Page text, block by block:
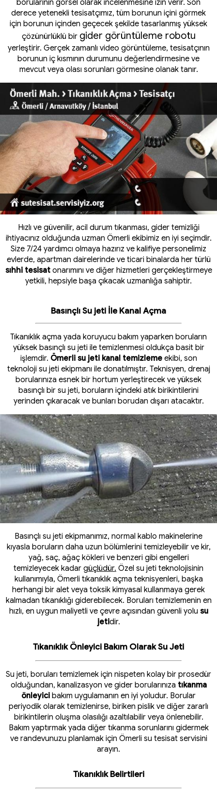
borularının görsel olarak incelenmesine izin verir. Son
derece yetenekli tesisatçımız, tüm borunun içini görmek
için borunun içinden geçecek şekilde tasarlanmış yüksek
çözünürlüklü bir gider görüntüleme robotu
yerleştirir. Gerçek zamanlı video görüntüleme, tesisatçının
borunun iç kısmının durumunu değerlendirmesine ve
mevcut veya olası sorunları görmesine olanak tanır.
Hızlı ve güvenilir, acil durum tıkanması, gider temizliği
ihtiyacınız olduğunda uzman Ömerli ekibimiz en iyi seçimdir.
Size 7/24 yardımcı olmaya hazırız ve kalifiye personelimiz
evlerde, apartman dairelerinde ve ticari binalarda her türlü
sıhhi tesisatonarımını ve diğer hizmetleri gerçekleştirmeye
yetkili, hepsiyle başa çıkacak uzmanlığa sahiptir.
Basınçlı Su jeti İle Kanal Açma
Tıkanıklık açma yada koruyucu bakım yaparken boruların
yüksek basınçlı su jeti ile temizlenmesi oldukça basit bir
işlemdir. Ömerli su jeti kanal temizlemeekibi, son
teknoloji su jeti ekipmanı ile donatılmıştır. Teknisyen, drenaj
borularınıza esnek bir hortum yerleştirecek ve yüksek
basınçlı bir su jeti, boruların içindeki atık birikintilerini
yerinden çıkaracak ve bunları borudan dışarı atacaktır.
Basınçlı su jeti ekipmanımız, normal kablo makinelerine
kıyasla boruların daha uzun bölümlerini temizleyebilir ve kir,
yağ, saç, ağaç kökleri ve benzeri gibi engelleri
temizleyecek kadar güçlüdür. Özel su jeti teknolojisinin
kullanımıyla, Ömerli tıkanıklık açma teknisyenleri, başka
herhangi bir alet veya toksik kimyasal kullanmaya gerek
kalmadan tıkanıklığı giderebilecek. Boruları temizlemenin en
hızlı, en uygun maliyetli ve çevre açısından güvenli yolu su
jetidir.
Tıkanıklık Önleyici Bakım Olarak Su Jeti
Su jeti, boruları temizlemek için nispeten kolay bir prosedür
olduğundan, kanalizasyon ve gider borularınıza tıkanma
önleyici bakım uygulamanın en iyi yoludur. Borular
periyodik olarak temizlenirse, biriken pislik ve diğer zararlı
birikintilerin oluşma olasılığı azaltılabilir veya önlenebilir.
Bakım yaptırmak yada diğer tıkanma sorunlarını gidermek
ve randevunuzu planlamak için Ömerli su tesisat servisini
arayın.
Tıkanıklık Belirtileri